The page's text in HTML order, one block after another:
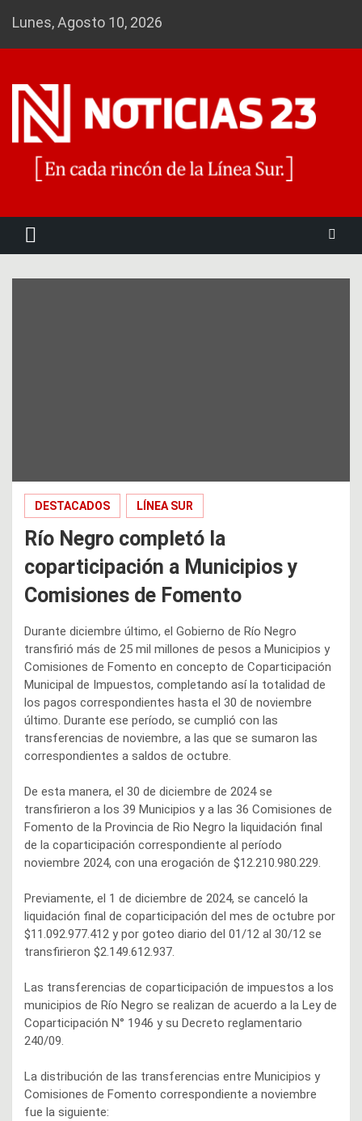
Lunes, Agosto 10, 2026
DESTACADOS LÍNEA SUR
Río Negro completó la
coparticipación a Municipios y
Comisiones de Fomento
Durante diciembre último, el Gobierno de Río Negro
transfirió más de 25 mil millones de pesos a Municipios y
Comisiones de Fomento en concepto de Coparticipación
Municipal de Impuestos, completando así la totalidad de
los pagos correspondientes hasta el 30 de noviembre
último. Durante ese período, se cumplió con las
transferencias de noviembre, a las que se sumaron las
correspondientes a saldos de octubre.
De esta manera, el 30 de diciembre de 2024 se
transfirieron a los 39 Municipios y a las 36 Comisiones de
Fomento de la Provincia de Rio Negro la liquidación final
de la coparticipación correspondiente al período
noviembre 2024, con una erogación de $12.210.980.229.
Previamente, el 1 de diciembre de 2024, se canceló la
liquidación final de coparticipación del mes de octubre por
$11.092.977.412 y por goteo diario del 01/12 al 30/12 se
transfirieron $2.149.612.937.
Las transferencias de coparticipación de impuestos a los
municipios de Río Negro se realizan de acuerdo a la Ley de
Coparticipación N° 1946 y su Decreto reglamentario
240/09.
La distribución de las transferencias entre Municipios y
Comisiones de Fomento correspondiente a noviembre
fue la siguiente: